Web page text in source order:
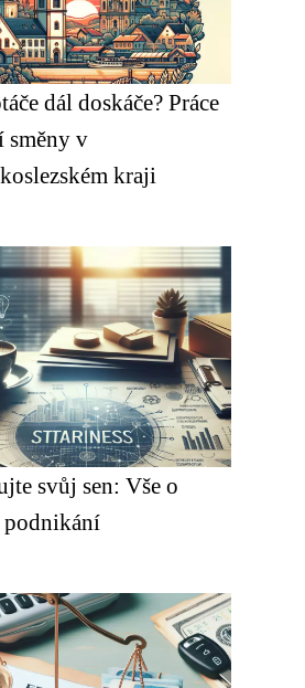
dál doskáče? Práce
směny v
kraji
svůj sen: Vše o
podnikání